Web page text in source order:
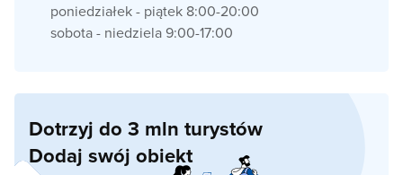
poniedziałek - piątek 8:00-20:00
sobota - niedziela 9:00-17:00
Dotrzyj do 3 mln turystów
Dodaj swój obiekt